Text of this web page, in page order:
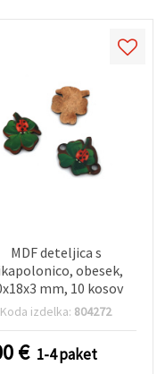
MDF deteljica s
obesek,
mm, 10 kosov
Koda izdelka: 804272
€ 1-4 paket